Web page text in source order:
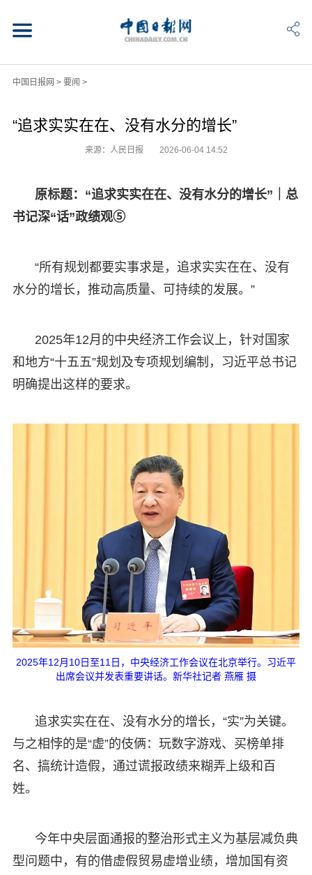
中国日报网 > 要闻 >
“追求实实在在、没有水分的增长”
来源：人民日报 2026-06-04 14:52
原标题：“追求实实在在、没有水分的增长”｜总
书记深“话”政绩观⑤
“所有规划都要实事求是，追求实实在在、没有
水分的增长，推动高质量、可持续的发展。”
2025年12月的中央经济工作会议上，针对国家
和地方“十五五”规划及专项规划编制，习近平总书记
明确提出这样的要求。
2025年12月10日至11日，中央经济工作会议在北京举行。习近平
出席会议并发表重要讲话。新华社记者 燕雁 摄
追求实实在在、没有水分的增长，“实”为关键。
与之相悖的是“虚”的伎俩：玩数字游戏、买榜单排
名、搞统计造假，通过谎报政绩来糊弄上级和百
姓。
今年中央层面通报的整治形式主义为基层减负典
型问题中，有的借虚假贸易虚增业绩，增加国有资